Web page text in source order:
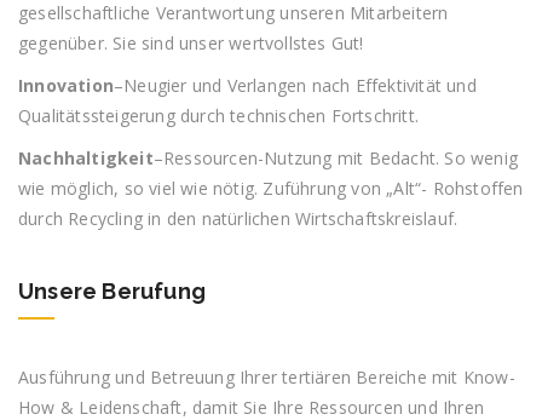
gesellschaftliche Verantwortung unseren Mitarbeitern
gegenüber. Sie sind unser wertvollstes Gut!
Innovation–Neugier und Verlangen nach Effektivität und
Qualitätssteigerung durch technischen Fortschritt.
Nachhaltigkeit–Ressourcen-Nutzung mit Bedacht. So wenig
wie möglich, so viel wie nötig. Zuführung von „Alt“- Rohstoffen
durch Recycling in den natürlichen Wirtschaftskreislauf.
Unsere Berufung
Ausführung und Betreuung Ihrer tertiären Bereiche mit Know-
How & Leidenschaft, damit Sie Ihre Ressourcen und Ihren